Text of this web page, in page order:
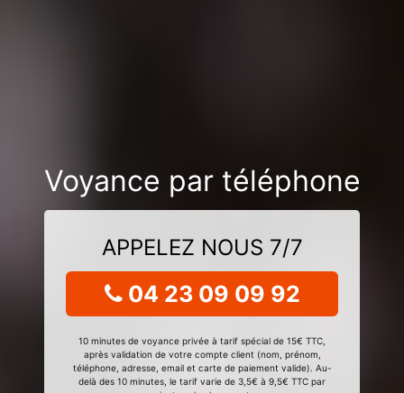
Voyance par téléphone
APPELEZ NOUS 7/7
04 23 09 09 92
10 minutes de voyance privée à tarif spécial de 15€ TTC,
après validation de votre compte client (nom, prénom,
téléphone, adresse, email et carte de paiement valide). Au-
delà des 10 minutes, le tarif varie de 3,5€ à 9,5€ TTC par